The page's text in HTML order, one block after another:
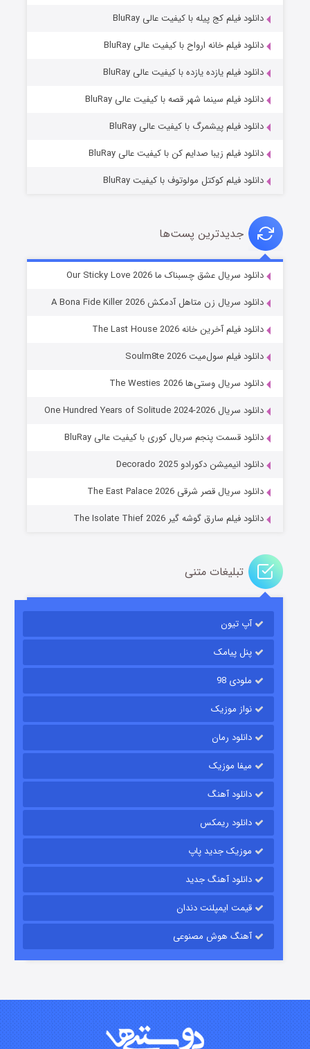
شوهر
عملیات آپارتمان
قسمت۲ (زیرنویس) منتشر شد
قسمت
قسمت۷ (زیرنویس) منتشر شد
دانلود فیلم کج‌ پیله با کیفیت عالی BluRay
دانلود فیلم خانه ارواح با کیفیت عالی BluRay
دانلود فیلم یازده یازده با کیفیت عالی BluRay
دانلود فیلم سینما شهر قصه با کیفیت عالی BluRay
دانلود فیلم پیشمرگ با کیفیت عالی BluRay
دانلود فیلم زیبا صدایم کن با کیفیت عالی BluRay
دانلود فیلم کوکتل مولوتوف با کیفیت BluRay
جدیدترین پست‌ها
دانلود سریال عشق چسبناک ما Our Sticky Love 2026
دانلود سریال زن متاهل آدمکش A Bona Fide Killer 2026
دانلود فیلم آخرین خانه The Last House 2026
دانلود فیلم سول‌میت Soulm8te 2026
دانلود سریال وستی‌ها The Westies 2026
دانلود سریال One Hundred Years of Solitude 2024-2026
دانلود قسمت پنجم سریال کوری با کیفیت عالی BluRay
دانلود انیمیشن دکورادو Decorado 2025
دانلود سریال قصر شرقی The East Palace 2026
دانلود فیلم سارق گوشه گیر The Isolate Thief 2026
تبلیغات متنی
آپ تیون
پنل پیامک
ملودی 98
نواز موزیک
دانلود رمان
میفا موزیک
دانلود آهنگ
دانلود ریمکس
موزیک جدید پاپ
دانلود آهنگ جدید
قیمت ایمپلنت دندان
آهنگ هوش مصنوعی